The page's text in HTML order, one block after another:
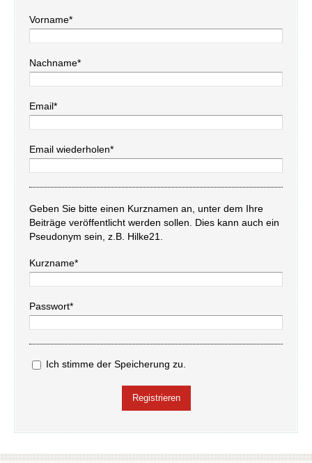
Vorname*
Nachname*
Email*
Email wiederholen*
Geben Sie bitte einen Kurznamen an, unter dem Ihre
Beiträge veröffentlicht werden sollen. Dies kann auch ein
Pseudonym sein, z.B. Hilke21.
Kurzname*
Passwort*
Ich stimme der Speicherung zu.